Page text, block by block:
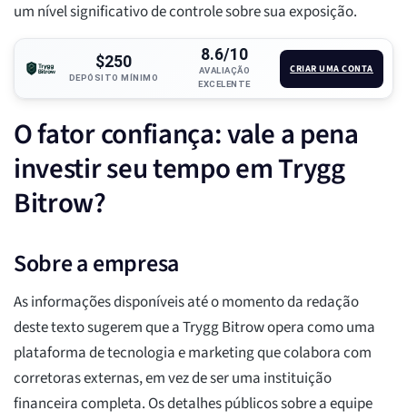
um nível significativo de controle sobre sua exposição.
$250
DEPÓSITO MÍNIMO
8.6/10
AVALIAÇÃO
EXCELENTE
CRIAR UMA CONTA
O fator confiança: vale a pena
investir seu tempo em Trygg
Bitrow?
Sobre a empresa
As informações disponíveis até o momento da redação
deste texto sugerem que a Trygg Bitrow opera como uma
plataforma de tecnologia e marketing que colabora com
corretoras externas, em vez de ser uma instituição
financeira completa. Os detalhes públicos sobre a equipe